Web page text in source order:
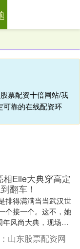
票配资十倍网站/我
可靠的在线配资环
Elle大典穿高定
翻车！
排得满满当当武汉世
个接一个。这不，她
风尚大典，现场造
，咱们一起来瞅瞅。
山东股票配资网